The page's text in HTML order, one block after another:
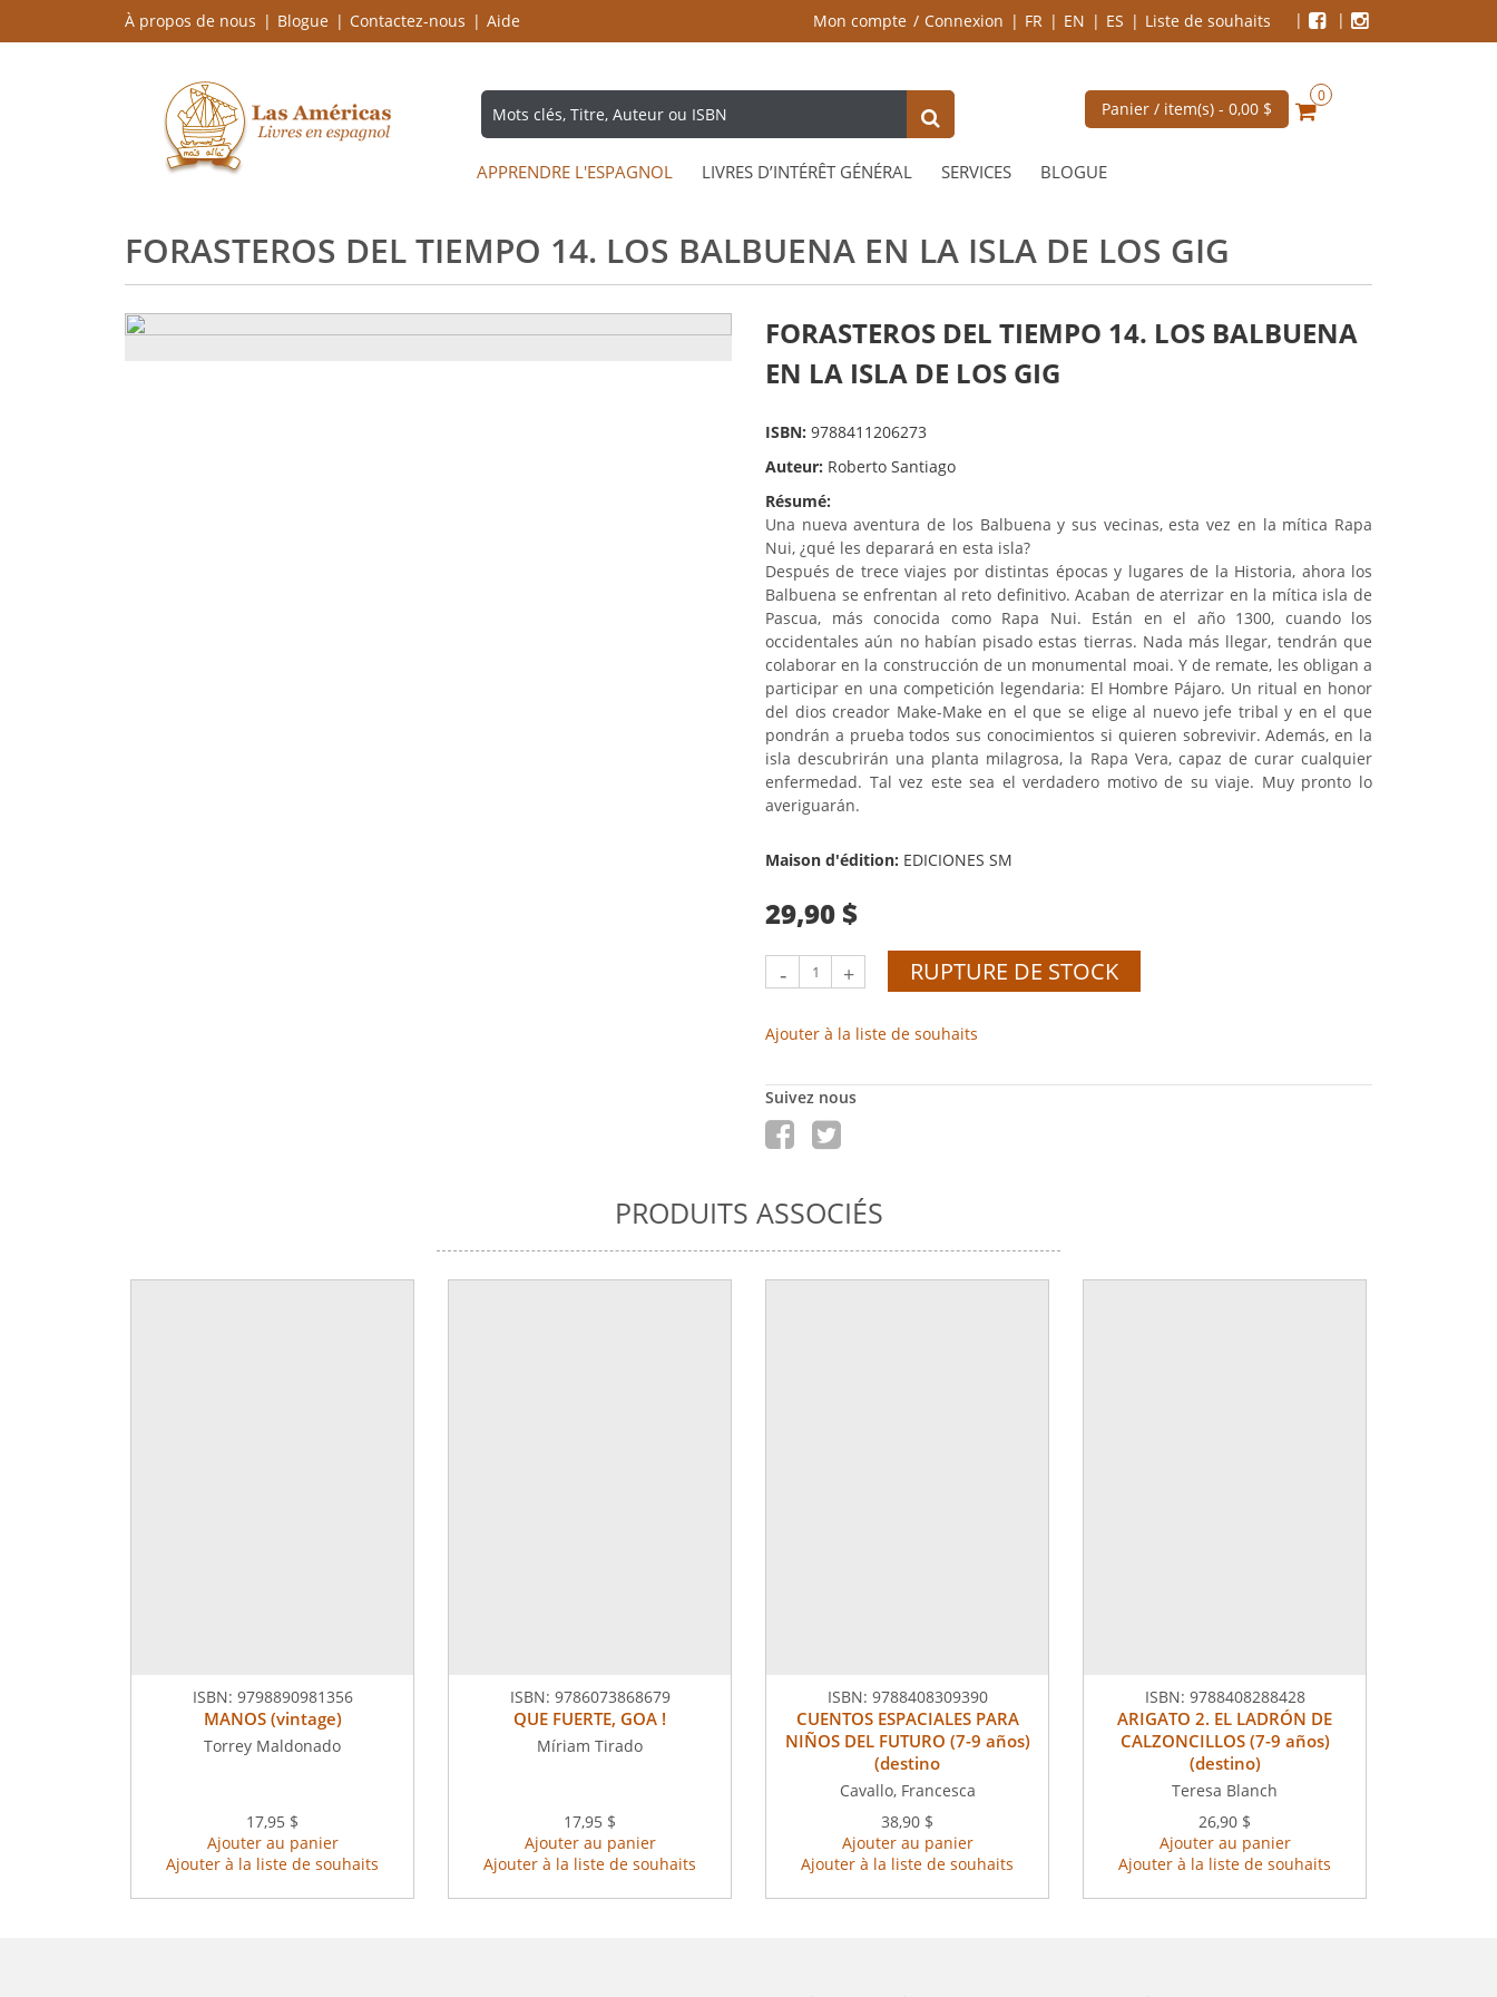
À propos de nous Blogue Contactez-nous Aide Mon compte Connexion FR EN ES Liste de souhaits
Panier / item(s) - 0,00 $
0
APPRENDRE L'ESPAGNOL LIVRES D’INTÉRÊT GÉNÉRAL SERVICES BLOGUE
FORASTEROS DEL TIEMPO 14. LOS BALBUENA EN LA ISLA DE LOS GIG
FORASTEROS DEL TIEMPO 14. LOS BALBUENA
EN LA ISLA DE LOS GIG
ISBN: 9788411206273
Auteur: Roberto Santiago
Résumé:
Una nueva aventura de los Balbuena y sus vecinas, esta vez en la mítica Rapa
Nui, ¿qué les deparará en esta isla?
Después de trece viajes por distintas épocas y lugares de la Historia, ahora los
Balbuena se enfrentan al reto definitivo. Acaban de aterrizar en la mítica isla de
Pascua, más conocida como Rapa Nui. Están en el año 1300, cuando los
occidentales aún no habían pisado estas tierras. Nada más llegar, tendrán que
colaborar en la construcción de un monumental moai. Y de remate, les obligan a
participar en una competición legendaria: El Hombre Pájaro. Un ritual en honor
del dios creador Make-Make en el que se elige al nuevo jefe tribal y en el que
pondrán a prueba todos sus conocimientos si quieren sobrevivir. Además, en la
isla descubrirán una planta milagrosa, la Rapa Vera, capaz de curar cualquier
enfermedad. Tal vez este sea el verdadero motivo de su viaje. Muy pronto lo
averiguarán.
Maison d'édition: EDICIONES SM
29,90 $
- + RUPTURE DE STOCK
Ajouter à la liste de souhaits
Suivez nous
PRODUITS ASSOCIÉS
ISBN: 9798890981356
MANOS (vintage)
Torrey Maldonado
17,95 $
Ajouter au panier
Ajouter à la liste de souhaits
ISBN: 9786073868679
QUE FUERTE, GOA !
Míriam Tirado
17,95 $
Ajouter au panier
Ajouter à la liste de souhaits
ISBN: 9788408309390
CUENTOS ESPACIALES PARA
NIÑOS DEL FUTURO (7-9 años)
(destino
Cavallo, Francesca
38,90 $
Ajouter au panier
Ajouter à la liste de souhaits
ISBN: 9788408288428
ARIGATO 2. EL LADRÓN DE
CALZONCILLOS (7-9 años)
(destino)
Teresa Blanch
26,90 $
Ajouter au panier
Ajouter à la liste de souhaits